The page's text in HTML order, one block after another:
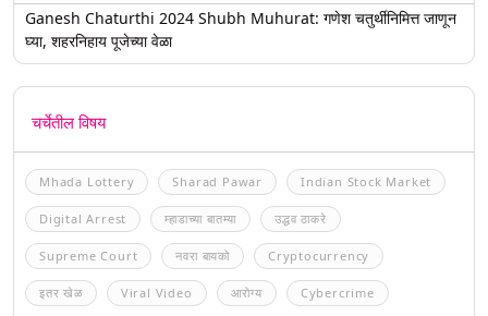
Ganesh Chaturthi 2024 Shubh Muhurat: गणेश चतुर्थीनिमित्त जाणून
घ्या, शहरनिहाय पूजेच्या वेळा
चर्चेतील विषय
Mhada Lottery Sharad Pawar Indian Stock Market
Digital Arrest म्हाडाच्या बातम्या उद्धव ठाकरे
Supreme Court नवरा बायको Cryptocurrency
इतर खेळ Viral Video आरोग्य Cybercrime